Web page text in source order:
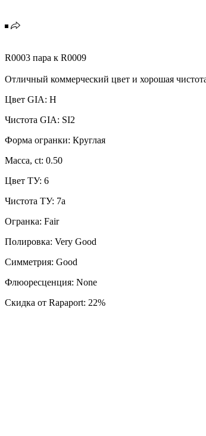
R0003 пара к R0009
Отличный коммерческий цвет и хорошая
Цвет GIA: H
Чистота GIA: SI2
Форма огранки: Круглая
Масса, ct: 0.50
Цвет ТУ: 6
Чистота ТУ: 7a
Огранка: Fair
Полировка: Very Good
Симметрия: Good
Флюоресценция: None
Скидка от Rapaport: 22%